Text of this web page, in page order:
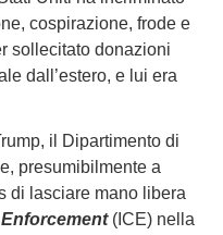
cospirazione, frode e
sollecitato donazioni
dall’estero, e lui era
il Dipartimento di
presumibilmente a
di lasciare mano libera
(ICE) nella